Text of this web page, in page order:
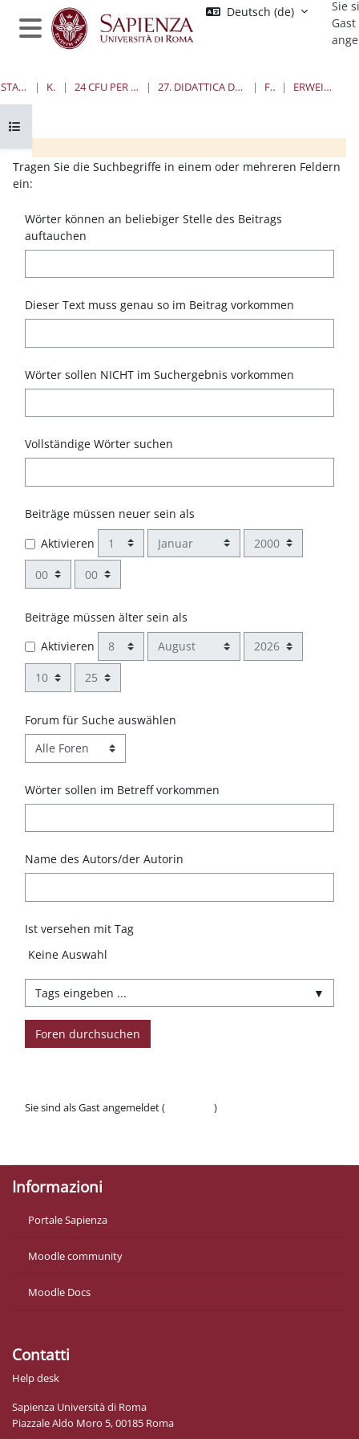
Zum Hauptinhalt
Website-Übersicht
Deutsch ‎(de)‎
Sie
Gast
Kursindex öffnen
STARTSEITE KURSE 24 CFU PER L'INSEGNAMENTO 27. DIDATTICA DELLA STORIA DELL'ARTE FOREN ERWEITERTE SUCHE
Blöcke
Blöcke
Blöcke
Blöcke
Tragen Sie die Suchbegriffe in einem oder mehreren Feldern
ein:
Wörter können an beliebiger Stelle des Beitrags
auftauchen
Dieser Text muss genau so im Beitrag vorkommen
Wörter sollen NICHT im Suchergebnis vorkommen
Vollständige Wörter suchen
Beiträge müssen neuer sein als
Aktivieren
Tag Monat Jahr
Stunde Minute
Beiträge müssen älter sein als
Aktivieren
Tag Monat Jahr
Stunde Minute
Forum für Suche auswählen
Wörter sollen im Betreff vorkommen
Name des Autors/der Autorin
Ist versehen mit Tag
Ausgewählte Elemente:
Keine Auswahl
▼
Foren durchsuchen
Sie sind als Gast angemeldet (
)
Informazioni
Portale Sapienza
Moodle community
Moodle Docs
Contatti
Help desk
Sapienza Università di Roma
Piazzale Aldo Moro 5, 00185 Roma